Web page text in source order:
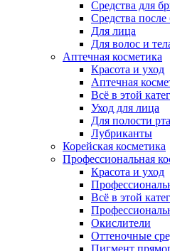
Средства для
Средства после
Для лица
Для волос и
Аптечная косметика
Красота и уход
Аптечная
Всё в этой
Уход для лица
Для полости рта
Лубриканты
Корейская косметика
Профессиональная
Красота и уход
Всё в этой
Окислители
Оттеночные
Пигмент